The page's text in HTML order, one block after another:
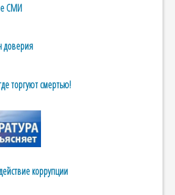
СМИ
доверия
торгуют смертью!
коррупции